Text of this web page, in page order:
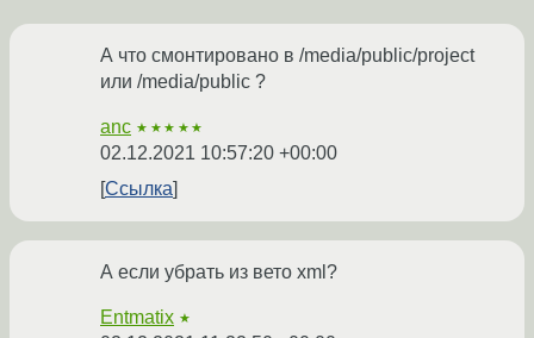
А что смонтировано в /media/public/project
или /media/public ?
anc ★★★★★
02.12.2021 10:57:20 +00:00
Ссылка
А если убрать из вето xml?
Entmatix ★